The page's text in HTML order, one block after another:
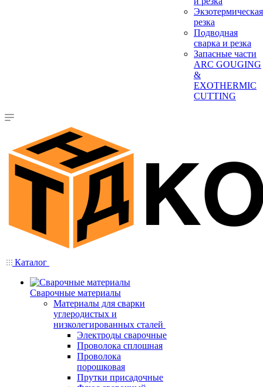
Экзотермическая
резка
Подводная
сварка и резка
Запасные части
ARC GOUGING
&
EXOTHERMIC
CUTTING
Каталог
Сварочные материалы
Материалы для сварки
углеродистых и
низколегированных сталей
Электроды сварочные
Проволока сплошная
Проволока
порошковая
Прутки присадочные